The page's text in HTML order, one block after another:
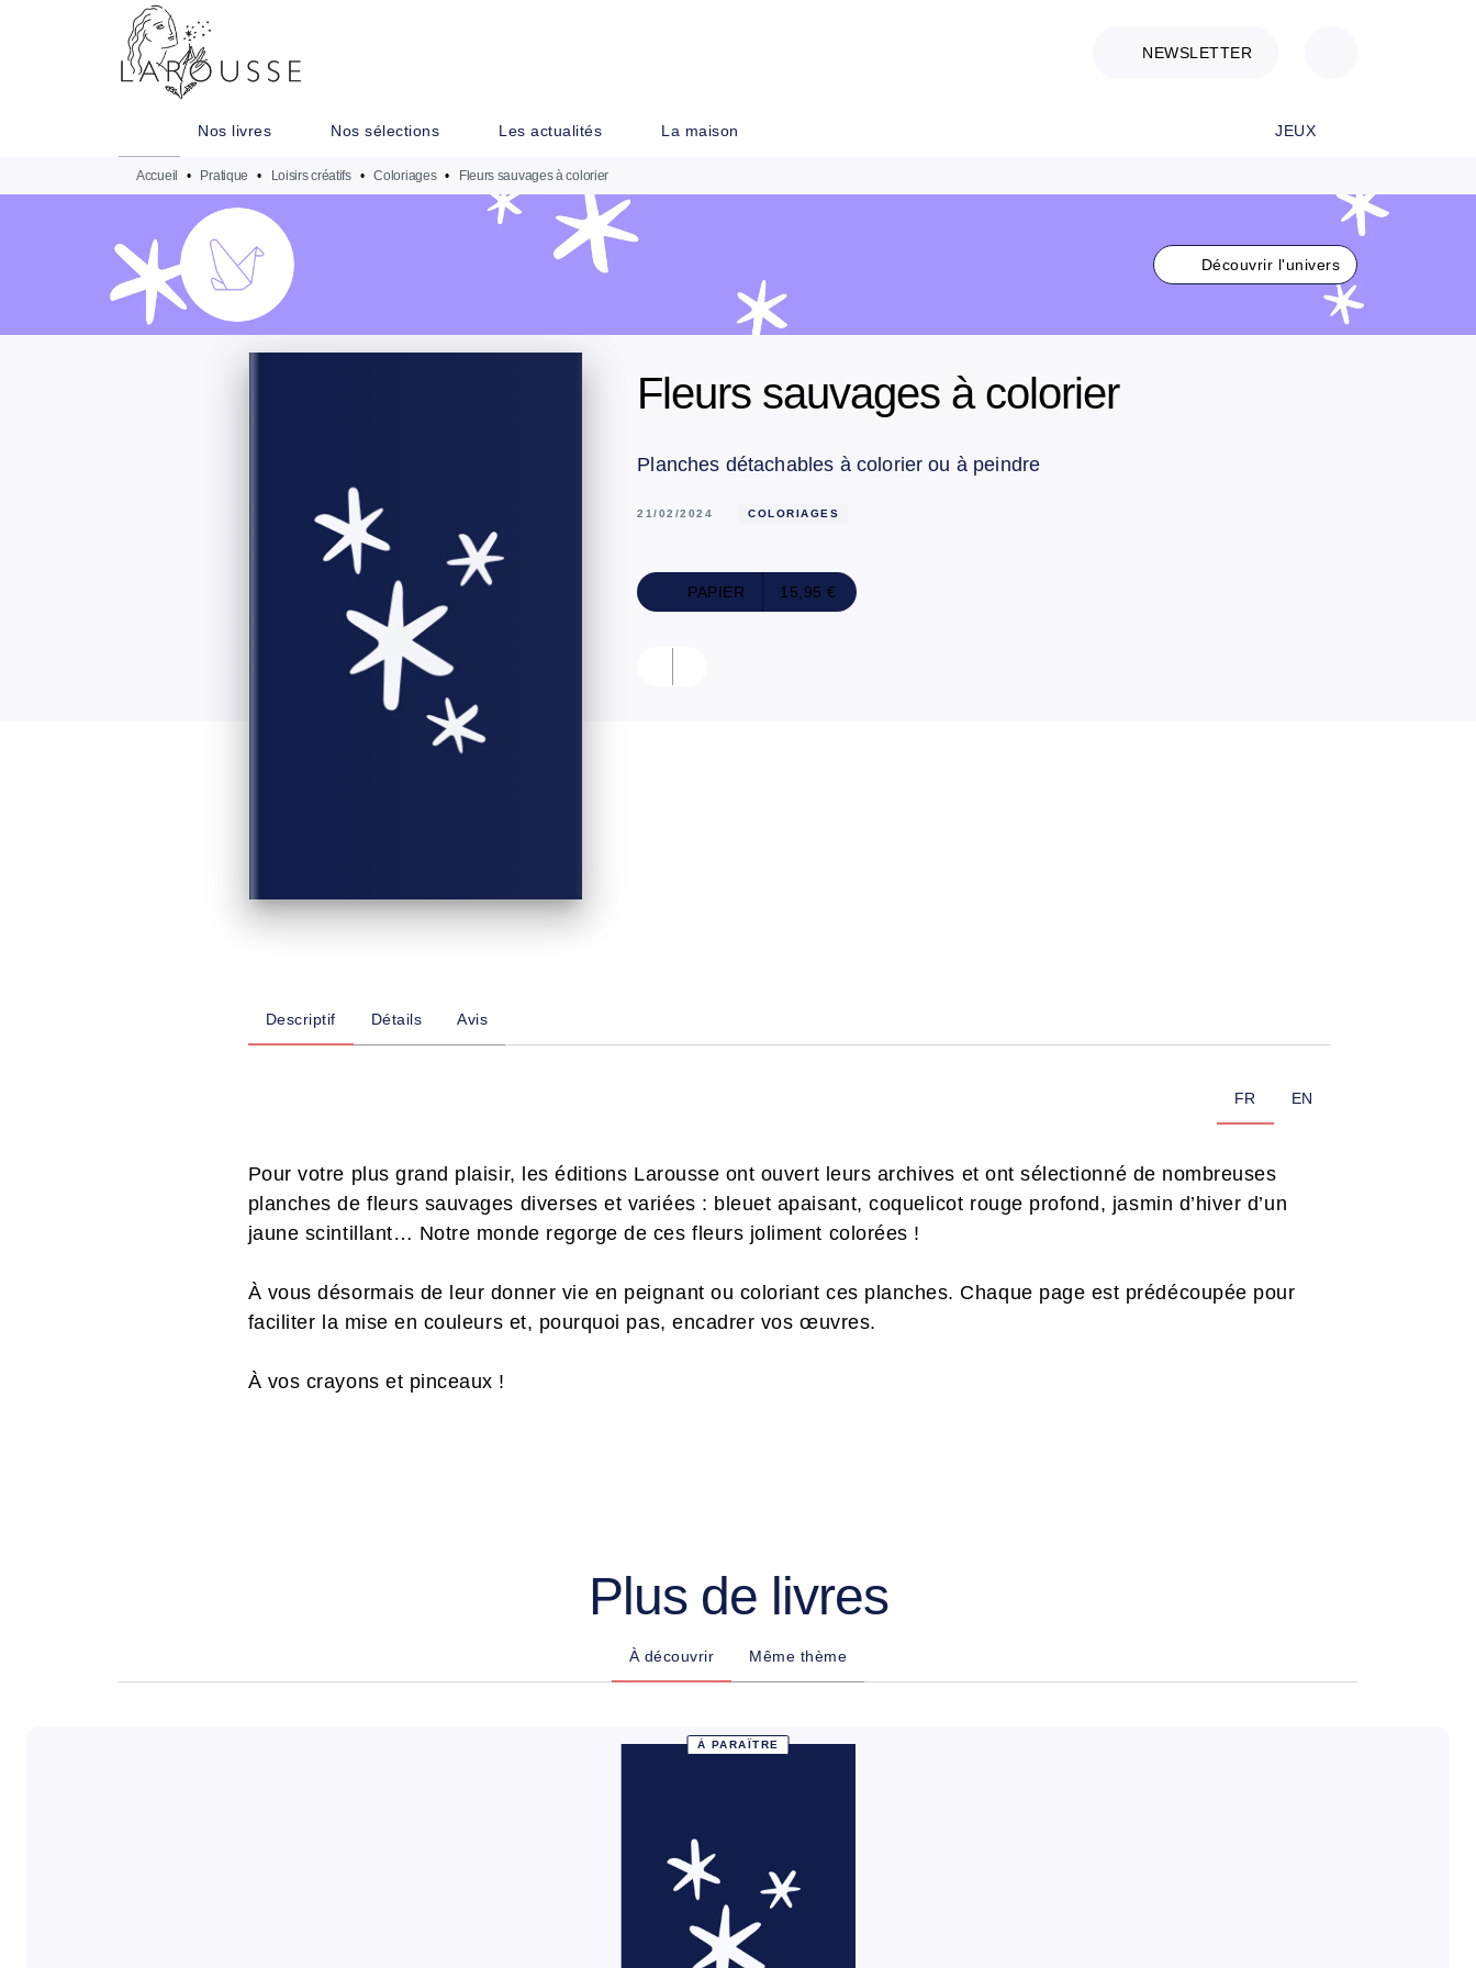
MENU
NEWSLETTER
Nos livres Nos sélections Les actualités La maison JEUX
Accueil • Pratique • Loisirs créatifs • Coloriages • Fleurs sauvages à colorier
Découvrir l'univers
Fleurs sauvages à colorier
Planches détachables à colorier ou à peindre
21/02/2024 COLORIAGES
PAPIER 15,95 €
Descriptif Détails Avis
FR EN
Pour votre plus grand plaisir, les éditions Larousse ont ouvert leurs archives et ont sélectionné de nombreuses
planches de fleurs sauvages diverses et variées : bleuet apaisant, coquelicot rouge profond, jasmin d’hiver d’un
jaune scintillant… Notre monde regorge de ces fleurs joliment colorées !
À vous désormais de leur donner vie en peignant ou coloriant ces planches. Chaque page est prédécoupée pour
faciliter la mise en couleurs et, pourquoi pas, encadrer vos œuvres.
À vos crayons et pinceaux !
Plus de livres
À découvrir Même thème
À PARAÎTRE